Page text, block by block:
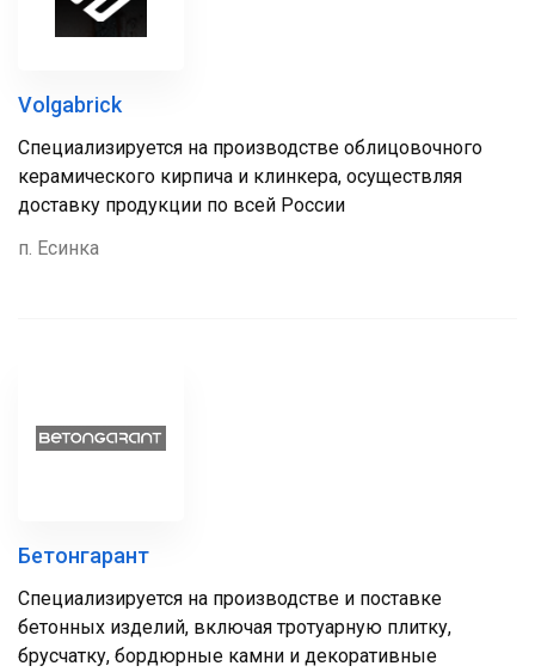
Volgabrick
Специализируется на производстве облицовочного
керамического кирпича и клинкера, осуществляя
доставку продукции по всей России
п. Есинка
Бетонгарант
Специализируется на производстве и поставке
бетонных изделий, включая тротуарную плитку,
брусчатку, бордюрные камни и декоративные